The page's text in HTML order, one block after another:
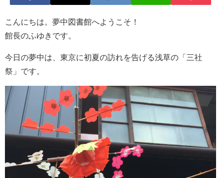
こんにちは。夢中図書館へようこそ！
館長のふゆきです。
今日の夢中は、東京に初夏の訪れを告げる浅草の「三社
祭」です。